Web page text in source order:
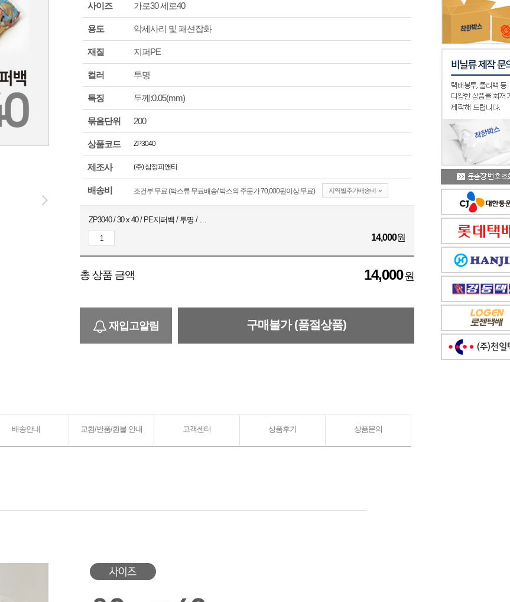
사이즈 가로30세로40
용도 악세사리 및 패션잡화
재질 지퍼PE
컬러 투명
특징 두께:0.05(mm)
묶음단위 200
상품코드 ZP3040
제조사 (주) 삼정피앤티
배송비 조건부 무료 (박스류 무료배송/ 박스외 주문가 70,000원이상 무료) 지역별추가배송비
ZP3040 / 30 x 40 / PE지퍼백 / 투명 / 200장
14,000원
총 상품 금액 14,000원
재입고알림 구매불가 (품절상품)
배송안내 교환/반품/환불 안내 고객센터 상품후기 상품문의